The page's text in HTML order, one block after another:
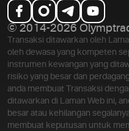
© 2014-2026
Transaksi ditawarkan oleh
oleh dewasa yang kompeten
instrumen kewangan yang
risiko yang besar dan
anda membuat Transaksi
ditawarkan di Laman Web ini,
besar atau kehilangan
membuat keputusan untuk